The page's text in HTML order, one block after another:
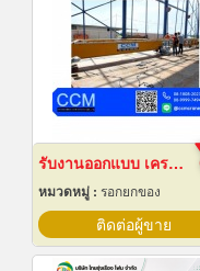
รับงานออกแบบ เครนโรงงาน
หมวดหมู่ : รอกยกของ
ติดต่อผู้ขาย